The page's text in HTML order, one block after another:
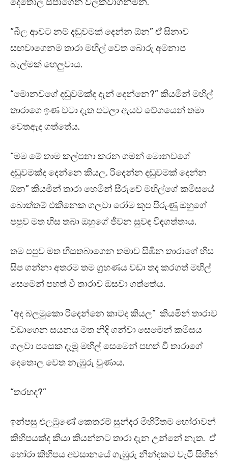
“බීල ආවට නම් දඬුවමක් දෙන්න ඕන” ඒ සිනාව
සඟවාගෙනම තාරා මහිල් වෙත බොරු අමනාප
බැල්මක් හෙලුවාය.
“මොනවගේ දඬුවමක්ද දැන් දෙන්නෙ?” කියමින් මහිල්
තාරාගෙ ඉණ වටා දෑත පටලා ඇයව වේගයෙන් තමා
වෙතඇද ගත්තේය.
“මම මේ තාම කල්පනා කරන ගමන් මොනවගේ
දඬුවමක්ද දෙන්නෙ කියල. රිදෙන්න දඬුවමක් දෙන්න
ඕන” කියමින් තාරා හෙමින් සීරුවේ මහිල්ගේ කමිසයේ
බොත්තම් එකිනෙක ගලවා රෝම කූප පිරුණු ඔහුගේ
පපුව මත හිස තබා ඔහුගේ ජීවන සුවඳ විඳගත්තාය.
තම පපුව මත හිසතබාගෙන තමාව සිඹින තාරාගේ හිස
සිප ගන්නා අතරම තම ග්‍රහණය වඩා තද කරගත් මහිල්
සෙමෙන් පහත් වී තාරාව ඔසවා ගත්තේය.
“අද බලමුකො රිදෙන්නෙ කාටද කියල” කියමින් තාරාව
වඩාගෙන සයනය මත නිදි ගන්වා සෙමෙන් කමිසය
ගලවා පසෙක දැමූ මහිල් සෙමෙන් පහත් වී තාරාගේ
දෙතොල වෙත නැඹුරු වුණාය.
“තරහද?”
ඉන්පසු එලඹුණේ කෙතරම් සුන්දර මිහිරිතම හෝරාවන්
කිහිපයක්ද කියා කියන්නට තාරා දැන උන්නේ නැත. ඒ
හෝරා කිහිපය අවසානයේ ගැඹුරු නින්දකට වැටී සිහින්